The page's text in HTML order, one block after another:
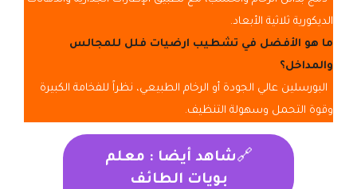
الديكورية ثلاثية الأبعاد.
ما هو الأفضل في تشطيب ارضيات فلل للمجالس
والمداخل؟
البورسلين عالي الجودة أو الرخام الطبيعي، نظراً للفخامة الكبيرة
وقوة التحمل وسهولة التنظيف.
🔗شاهد أيضا : معلم
بويات الطائف